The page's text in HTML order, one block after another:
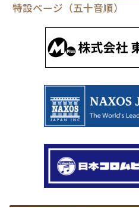
特設ページ（五十音順）